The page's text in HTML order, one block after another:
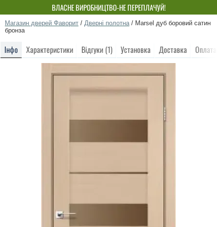
ВЛАСНЕ ВИРОБНИЦТВО-НЕ ПЕРЕПЛАЧУЙ!
Магазин дверей Фаворит / Дверні полотна / Marsel дуб боровий сатин
бронза
Інфо Характеристики Відгуки (1) Установка Доставка Оплата